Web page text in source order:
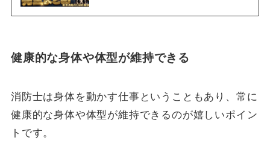
健康的な身体や体型が維持できる
消防士は身体を動かす仕事ということもあり、常に
健康的な身体や体型が維持できるのが嬉しいポイン
トです。